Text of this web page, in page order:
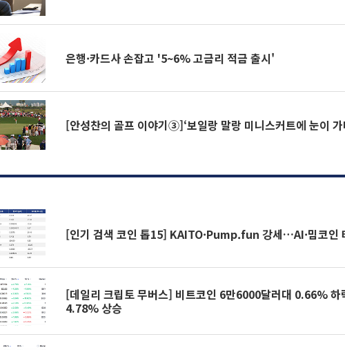
은행·카드사 손잡고 '5~6% 고금리 적금 출시'
[안성찬의 골프 이야기③]‘보일랑 말랑 미니스커트에 눈이 가
[인기 검색 코인 톱15] KAITO·Pump.fun 강세…AI·밈코인
[데일리 크립토 무버스] 비트코인 6만6000달러대 0.66%
4.78% 상승